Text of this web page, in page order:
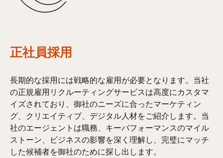
正社員採用
長期的な採用には戦略的な雇用が必要となります。当社
の正規雇用リクルーティングサービスは高度にカスタマ
イズされており、御社のニーズに合ったマーケティン
グ、クリエイティブ、デジタル人材をご紹介します。当
社のエージェントは職務、キーパフォーマンスのマイル
ストーン、ビジネスの影響を深く理解し、完璧にマッチ
した候補者を御社のために探し出します。